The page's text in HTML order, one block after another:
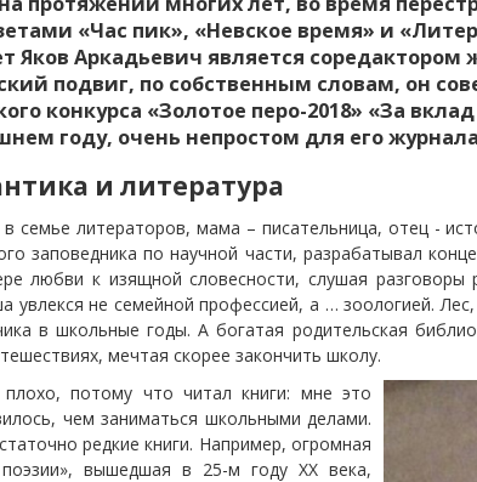
«Час пик», «Невское время» и
Яков Аркадьевич является соредактором
подвиг, по собственным словам, он
конкурса «Золотое перо-2018» «За
году, очень непростом для его
и литература
семье литераторов, мама – писательница, отец -
заповедника по научной части, разрабатывал
любви к изящной словесности, слушая разговоры
не семейной профессией, а … зоологией.
в школьные годы. А богатая родительская
мечтая скорее закончить школу.
потому что читал книги: мне это
чем заниматься школьными делами.
редкие книги. Например, огромная
поэзии», вышедшая в 25-м году XX века,